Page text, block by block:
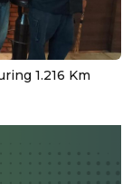
1.216 Km